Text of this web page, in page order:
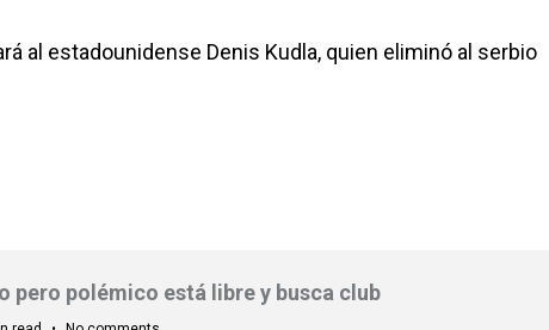
al estadounidense Denis Kudla, quien eliminó al serbio
pero polémico está libre y busca club